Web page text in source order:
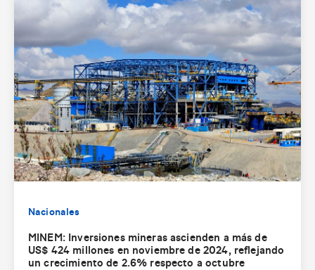
Nacionales
MINEM: Inversiones mineras ascienden a más de
US$ 424 millones en noviembre de 2024, reflejando
un crecimiento de 2.6% respecto a octubre